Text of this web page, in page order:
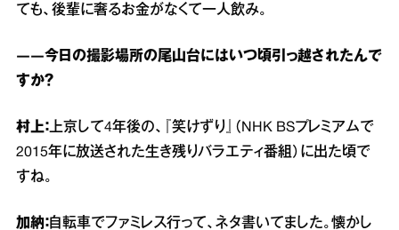
ても、後輩に奢るお金がなくて一人飲み。
――今日の撮影場所の尾山台にはいつ頃引っ越されたんで
すか？
村上：上京して4年後の、『笑けずり』（NHK BSプレミアムで
2015年に放送された生き残りバラエティ番組）に出た頃で
すね。
加納： 自転車でファミレス行って、ネタ書いてました。懐かし